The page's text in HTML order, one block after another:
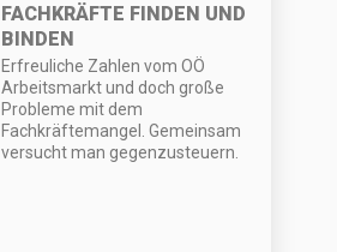
FACHKRÄFTE FINDEN UND
BINDEN
Erfreuliche Zahlen vom OÖ
Arbeitsmarkt und doch große
Probleme mit dem
Fachkräftemangel. Gemeinsam
versucht man gegenzusteuern.